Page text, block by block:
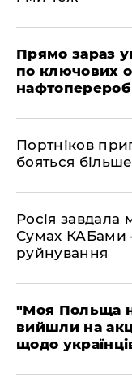
Прямо зараз
по ключових
Портніков
бояться
Росія завдала
Сумах КАБами
руйнування
"Моя Польща
вийшли на
щодо